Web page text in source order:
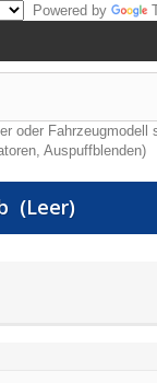
Powered by
oder Fahrzeugmodell
Auspuffblenden)
(Leer)